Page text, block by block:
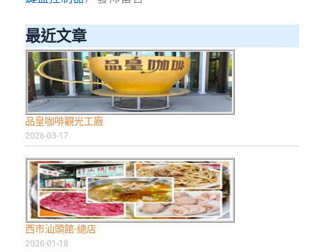
最近文章
品皇咖啡觀光工廠
2026-03-17
西市汕頭館-總店
2026-01-18